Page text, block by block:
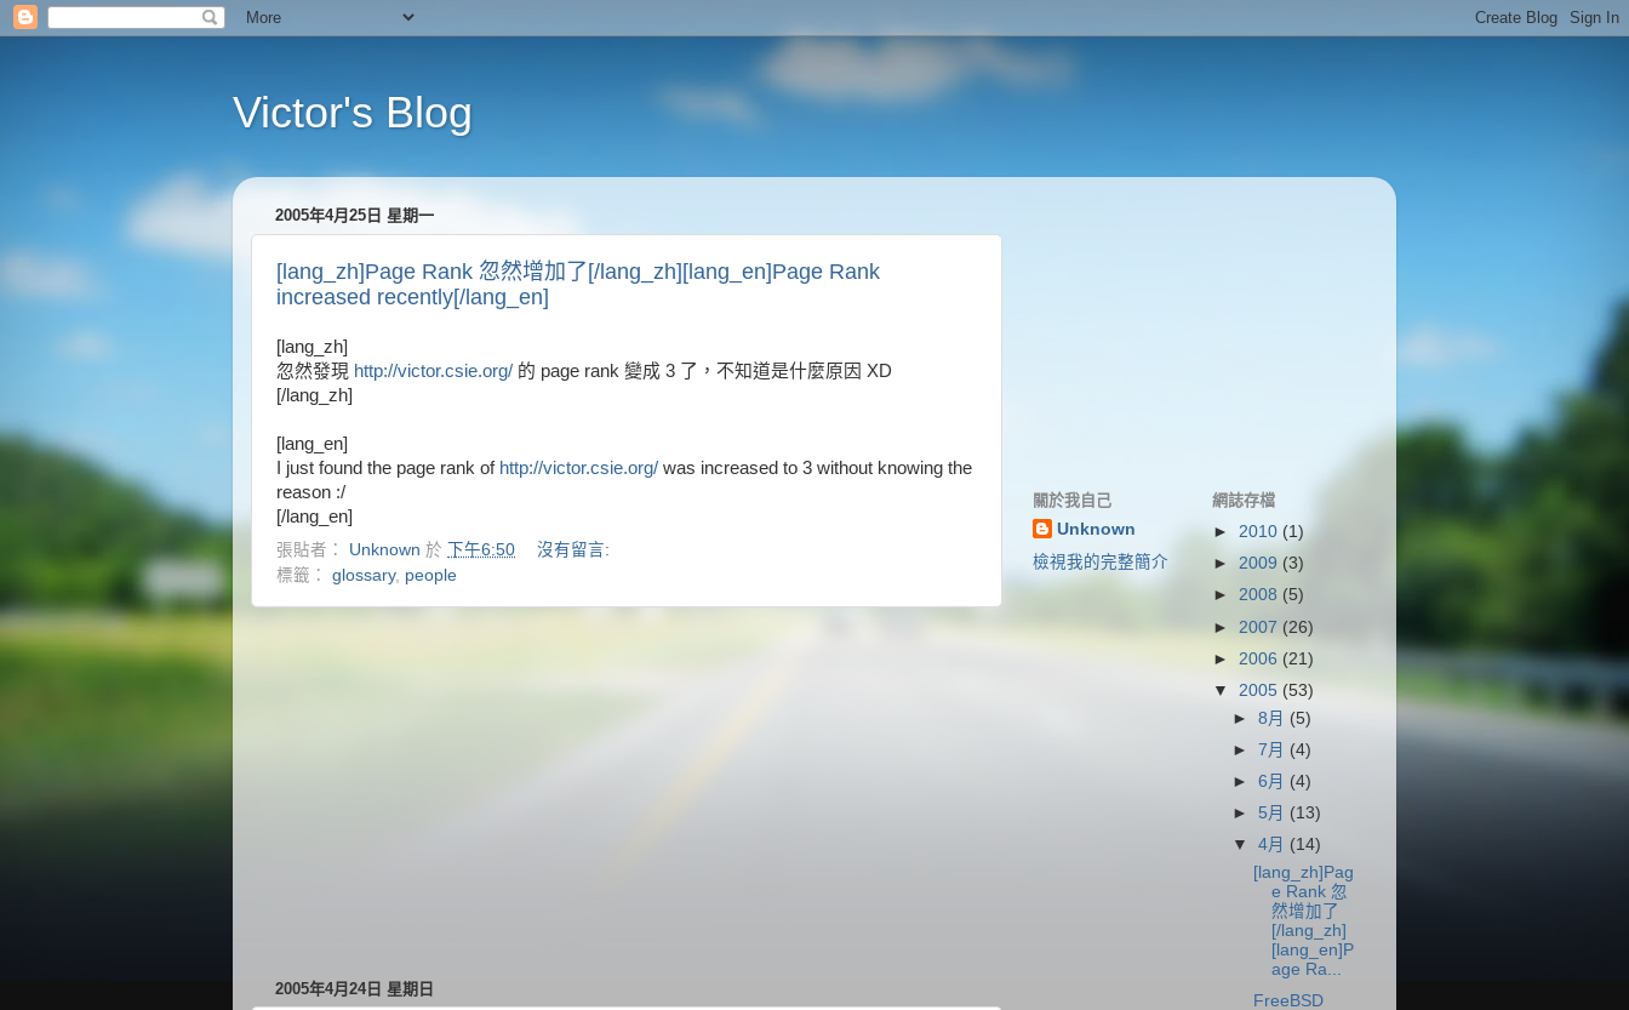
Victor's Blog
2005年4月25日 星期一
[lang_zh]Page Rank 忽然增加了[/lang_zh][lang_en]Page Rank
increased recently[/lang_en]
[lang_zh]
忽然發現 http://victor.csie.org/ 的 page rank 變成 3 了，不知道是什麼原因 XD
[/lang_zh]
[lang_en]
I just found the page rank of http://victor.csie.org/ was increased to 3 without knowing the
reason :/
[/lang_en]
張貼者： Unknown 於 下午6:50
沒有留言:
標籤： glossary, people
2005年4月24日 星期日
關於我自己
Unknown
檢視我的完整簡介
網誌存檔
► 2010 (1)
► 2009 (3)
► 2008 (5)
► 2007 (26)
► 2006 (21)
▼ 2005 (53)
►8月(5)
►7月 (4)
►6月 (4)
► 5月 (13)
▼4月 (14)
[lang_zh]Pag
e Rank 忽
然增加了
[/lang_zh]
[lang_en]P
age Ra...
FreeBSD